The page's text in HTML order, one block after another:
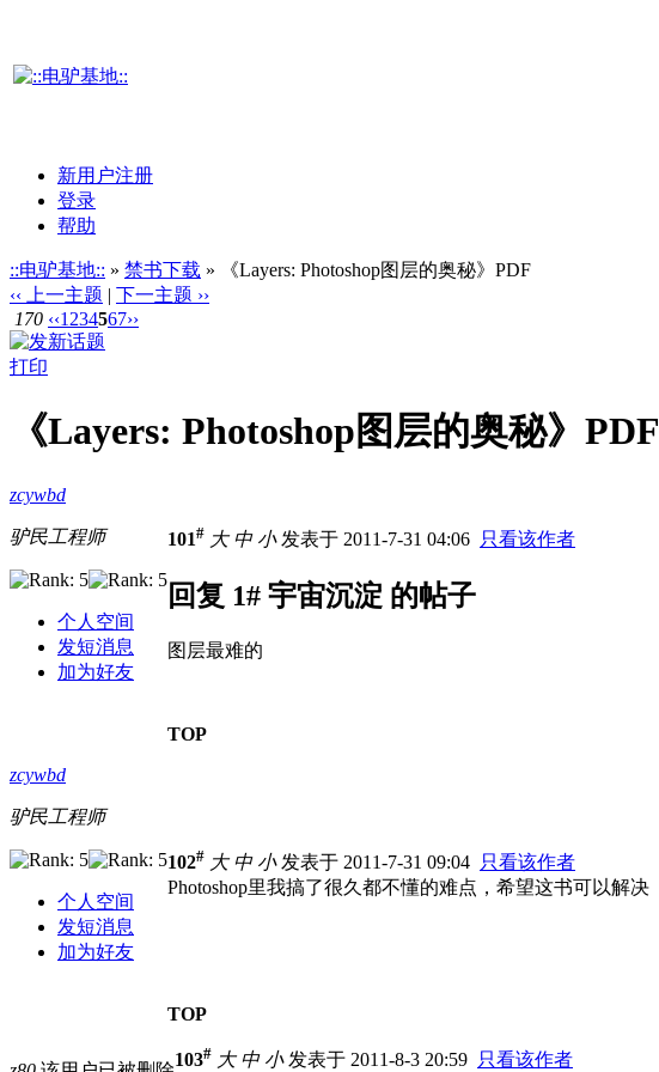
新用户注册
登录
帮助
::电驴基地:: » 禁书下载 » 《Layers: Photoshop图层的奥秘》PDF
‹‹ 上一主题 | 下一主题 ››
170 ‹‹1 234567››
打印
《Layers: Photoshop图层的奥秘》PDF
zcywbd
驴民工程师
个人空间
发短消息
加为好友
101# 大 中 小发表于 2011-7-31 04:06 只看该作者
回复 1# 宇宙沉淀 的帖子
图层最难的
TOP
zcywbd
驴民工程师
个人空间
发短消息
加为好友
102# 大 中 小发表于 2011-7-31 09:04 只看该作者
Photoshop里我搞了很久都不懂的难点，希望这书可以解决
TOP
103# 大 中 小发表于 2011-8-3 20:59 只看该作者